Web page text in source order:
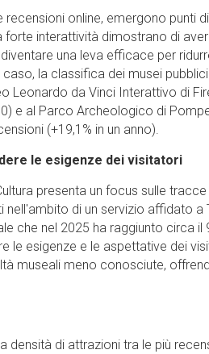
recensioni online, emergono punti
interattività dimostrano di
una leva efficace per
la classifica dei musei
Leonardo da Vinci Interattivo di
e al Parco Archeologico di
(+19,1% in un anno).
le esigenze dei visitatori
presenta un focus sulle
di un servizio affidato a
che nel 2025 ha raggiunto circa
le esigenze e le aspettative dei
museali meno conosciute,
di attrazioni tra le più